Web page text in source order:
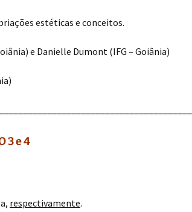
estéticas e conceitos.
e Danielle Dumont (IFG – Goiânia)
3 e 4
respectivamente.